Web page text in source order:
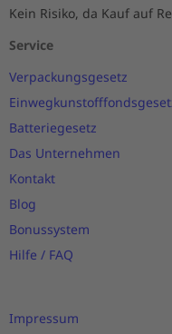
Kein Risiko, da Kauf auf
Service
Verpackungsgesetz
Batteriegesetz
Das Unternehmen
Kontakt
Blog
Bonussystem
Hilfe / FAQ
Impressum